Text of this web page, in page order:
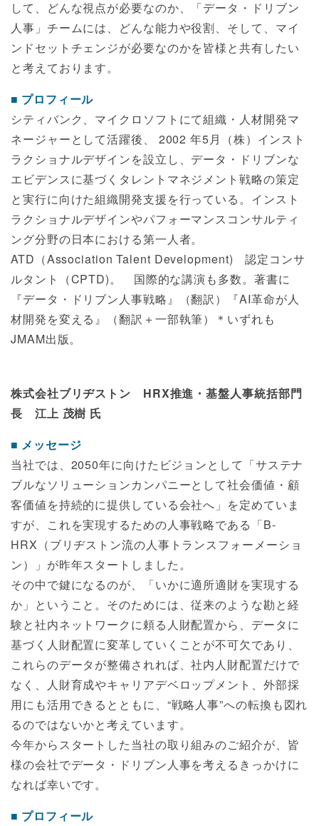
して、どんな視点が必要なのか、「データ・ドリブン
人事」チームには、どんな能力や役割、そして、マイ
ンドセットチェンジが必要なのかを皆様と共有したい
と考えております。
プロフィール
シティバンク、マイクロソフトにて組織・人材開発マ
ネージャーとして活躍後、 2002 年5月（株）インスト
ラクショナルデザインを設立し、データ・ドリブンな
エビデンスに基づくタレントマネジメント戦略の策定
と実行に向けた組織開発支援を行っている。インスト
ラクショナルデザインやパフォーマンスコンサルティ
ング分野の日本における第一人者。
ATD（Association Talent Development) 認定コンサ
ルタント（CPTD)。 国際的な講演も多数。著書に
『データ・ドリブン人事戦略』（翻訳）『AI革命が人
材開発を変える』（翻訳＋一部執筆）＊いずれも
JMAM出版。
株式会社ブリヂストン HRX推進・基盤人事統括部門
長 江上 茂樹 氏
メッセージ
当社では、2050年に向けたビジョンとして「サステナ
ブルなソリューションカンパニーとして社会価値・顧
客価値を持続的に提供している会社へ」を定めていま
すが、これを実現するための人事戦略である「B-
HRX（ブリヂストン流の人事トランスフォーメーショ
ン）」が昨年スタートしました。
その中で鍵になるのが、「いかに適所適財を実現する
か」ということ。そのためには、従来のような勘と経
験と社内ネットワークに頼る人財配置から、データに
基づく人財配置に変革していくことが不可欠であり、
これらのデータが整備されれば、社内人財配置だけで
なく、人財育成やキャリアデベロップメント、外部採
用にも活用できるとともに、“戦略人事”への転換も図れ
るのではないかと考えています。
今年からスタートした当社の取り組みのご紹介が、皆
様の会社でデータ・ドリブン人事を考えるきっかけに
なれば幸いです。
プロフィール